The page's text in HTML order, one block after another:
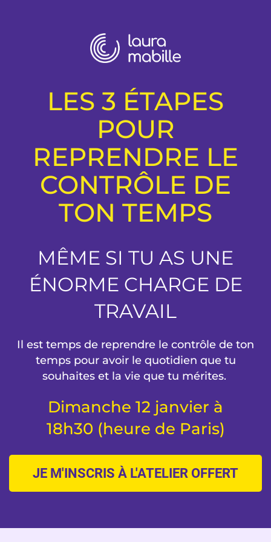
LES 3 ÉTAPES
POUR
REPRENDRE LE
CONTRÔLE DE
TON TEMPS
MÊME SI TU AS UNE
ÉNORME CHARGE DE
TRAVAIL
Il est temps de reprendre le contrôle de ton
temps pour avoir le quotidien que tu
souhaites et la vie que tu mérites.
Dimanche 12 janvier à
18h30 (heure de Paris)
JE M'INSCRIS À L'ATELIER OFFERT